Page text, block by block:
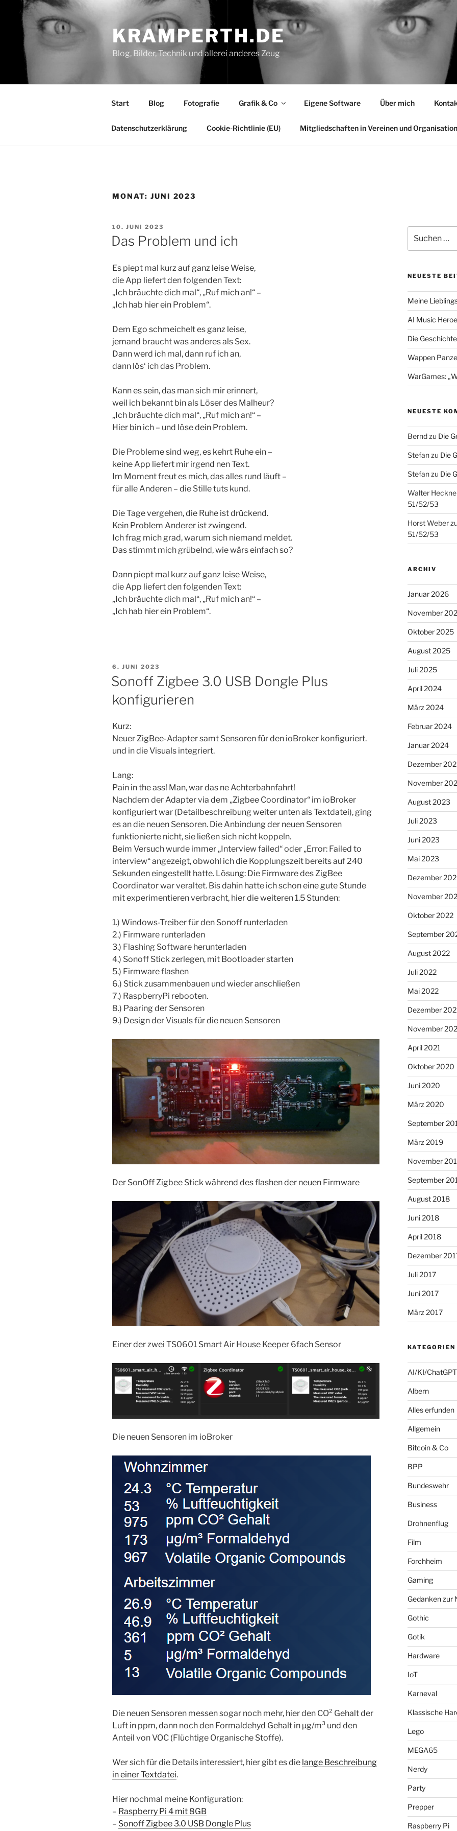
springen
KRAMPERTH.DE
Blog, Bilder, Technik und allerei anderes Zeug
Start Blog Fotografie Grafik & Co Eigene Software Über mich
Datenschutzerklärung Cookie-Richtlinie (EU) Mitgliedschaften in Vereinen und
MONAT: JUNI 2023
VERÖFFENTLICHT
AM
10. JUNI 2023
Das Problem und ich
Es piept mal kurz auf ganz leise Weise,
die App liefert den folgenden Text:
„Ich bräuchte dich mal“, „Ruf mich an!“ –
„Ich hab hier ein Problem“.
Dem Ego schmeichelt es ganz leise,
jemand braucht was anderes als Sex.
Dann werd ich mal, dann ruf ich an,
dann lös‘ ich das Problem.
Kann es sein, das man sich mir erinnert,
weil ich bekannt bin als Löser des Malheur?
„Ich bräuchte dich mal“, „Ruf mich an!“ –
Hier bin ich – und löse dein Problem.
Die Probleme sind weg, es kehrt Ruhe ein –
keine App liefert mir irgend nen Text.
Im Moment freut es mich, das alles rund läuft –
für alle Anderen – die Stille tuts kund.
Die Tage vergehen, die Ruhe ist drückend.
Kein Problem Anderer ist zwingend.
Ich frag mich grad, warum sich niemand meldet.
Das stimmt mich grübelnd, wie wärs einfach so?
Dann piept mal kurz auf ganz leise Weise,
die App liefert den folgenden Text:
„Ich bräuchte dich mal“, „Ruf mich an!“ –
„Ich hab hier ein Problem“.
VERÖFFENTLICHT
6. JUNI 2023
Sonoff Zigbee 3.0 USB Dongle Plus
konfigurieren
Kurz:
Neuer ZigBee-Adapter samt Sensoren für den ioBroker konfiguriert.
und in die Visuals integriert.
Lang:
Pain in the ass! Man, war das ne Achterbahnfahrt!
Nachdem der Adapter via dem „Zigbee Coordinator“ im ioBroker
konfiguriert war (Detailbeschreibung weiter unten als Textdatei), ging
es an die neuen Sensoren. Die Anbindung der neuen Sensoren
funktionierte nicht, sie ließen sich nicht koppeln.
Beim Versuch wurde immer „Interview failed“ oder „Error: Failed to
interview“ angezeigt, obwohl ich die Kopplungszeit bereits auf 240
Sekunden eingestellt hatte. Lösung: Die Firmware des ZigBee
Coordinator war veraltet. Bis dahin hatte ich schon eine gute Stunde
mit experimentieren verbracht, hier die weiteren 1.5 Stunden:
1.) Windows-Treiber für den Sonoff runterladen
2.) Firmware runterladen
3.) Flashing Software herunterladen
4.) Sonoff Stick zerlegen, mit Bootloader starten
5.) Firmware flashen
6.) Stick zusammenbauen und wieder anschließen
7.) RaspberryPi rebooten.
8.) Paaring der Sensoren
9.) Design der Visuals für die neuen Sensoren
Der SonOff Zigbee Stick während des flashen der neuen Firmware
Einer der zwei TS0601 Smart Air House Keeper 6fach Sensor
Die neuen Sensoren im ioBroker
Die neuen Sensoren messen sogar noch mehr, hier den CO² Gehalt der
Luft in ppm, dann noch den Formaldehyd Gehalt in µg/m³ und den
Anteil von VOC (Flüchtige Organische Stoffe).
Wer sich für die Details interessiert, hier gibt es die lange Beschreibung
in einer Textdatei.
Hier nochmal meine Konfiguration:
– Raspberry Pi 4 mit 8GB
– Sonoff Zigbee 3.0 USB Dongle Plus
nach:
NEUESTE
Meine
AI Music
Die
Wappen
WarGames:
NEUESTE
Berndzu Die
Stefanzu Die
Stefanzu Die
Walter
51/52/53
Horst Weberzu
51/52/53
ARCHIV
Januar 2026
November
Oktober 2025
August 2025
Juli 2025
April 2024
März 2024
Februar 2024
Januar 2024
Dezember
November
August 2023
Juli 2023
Juni 2023
Mai 2023
Dezember
November
Oktober 2022
September
August 2022
Juli 2022
Mai 2022
Dezember
November
April 2021
Oktober 2020
Juni 2020
März 2020
September
März 2019
November
September
August 2018
Juni 2018
April 2018
Dezember
Juli 2017
Juni 2017
März 2017
KATEGORIEN
AI/KI/ChatGPT
Albern
Alles erfunden
Allgemein
Bitcoin & Co
BPP
Bundeswehr
Business
Drohnenflug
Film
Forchheim
Gaming
Gedanken zur
Gothic
Gotik
Hardware
IoT
Karneval
Klassische
Lego
MEGA65
Nerdy
Party
Prepper
Raspberry Pi